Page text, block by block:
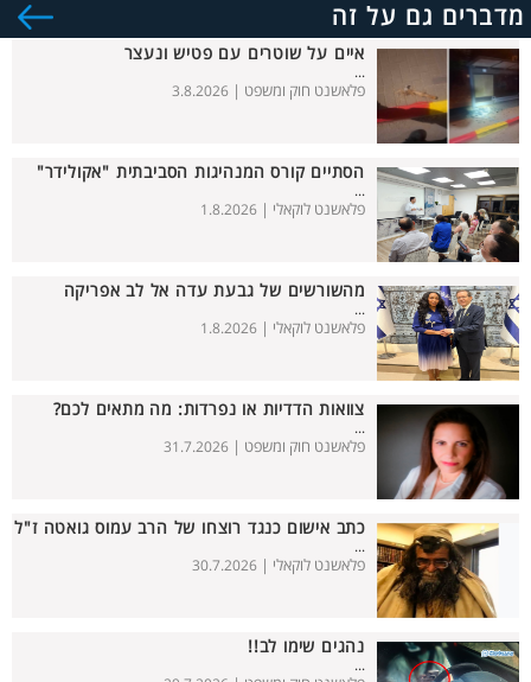
מדברים גם על זה